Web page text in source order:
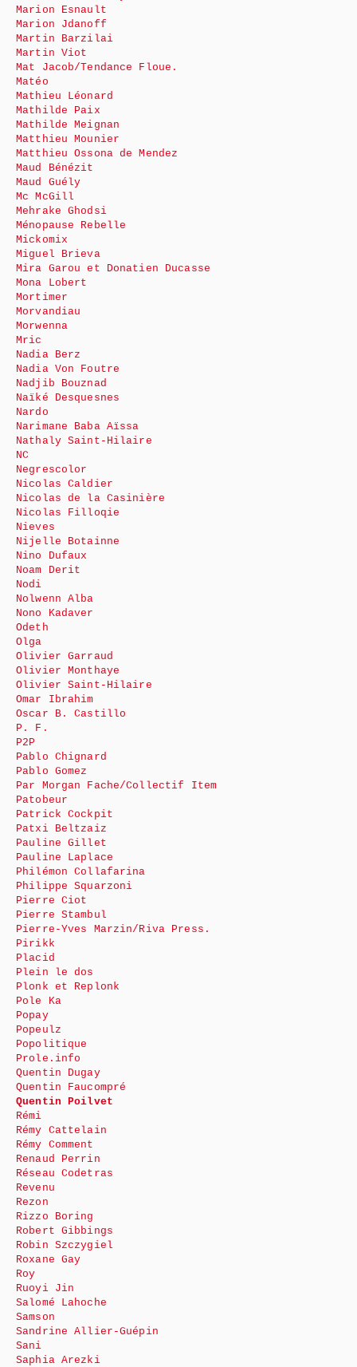
Marion Esnault
Marion Jdanoff
Martin Barzilai
Martin Viot
Mat Jacob/Tendance Floue.
Matéo
Mathieu Léonard
Mathilde Paix
Mathilde Meignan
Matthieu Mounier
Matthieu Ossona de Mendez
Maud Bénézit
Maud Guély
Mc McGill
Mehrake Ghodsi
Ménopause Rebelle
Mickomix
Miguel Brieva
Mira Garou et Donatien Ducasse
Mona Lobert
Mortimer
Morvandiau
Morwenna
Mric
Nadia Berz
Nadia Von Foutre
Nadjib Bouznad
Naïké Desquesnes
Nardo
Narimane Baba Aïssa
Nathaly Saint-Hilaire
NC
Negrescolor
Nicolas Caldier
Nicolas de la Casinière
Nicolas Filloqie
Nieves
Nijelle Botainne
Nino Dufaux
Noam Derit
Nodi
Nolwenn Alba
Nono Kadaver
Odeth
Olga
Olivier Garraud
Olivier Monthaye
Olivier Saint-Hilaire
Omar Ibrahim
Oscar B. Castillo
P. F.
P2P
Pablo Chignard
Pablo Gomez
Par Morgan Fache/Collectif Item
Patobeur
Patrick Cockpit
Patxi Beltzaiz
Pauline Gillet
Pauline Laplace
Philémon Collafarina
Philippe Squarzoni
Pierre Ciot
Pierre Stambul
Pierre-Yves Marzin/Riva Press.
Pirikk
Placid
Plein le dos
Plonk et Replonk
Pole Ka
Popay
Popeulz
Popolitique
Prole.info
Quentin Dugay
Quentin Faucompré
Quentin Poilvet
Rémi
Rémy Cattelain
Rémy Comment
Renaud Perrin
Réseau Codetras
Revenu
Rezon
Rizzo Boring
Robert Gibbings
Robin Szczygiel
Roxane Gay
Roy
Ruoyi Jin
Salomé Lahoche
Samson
Sandrine Allier-Guépin
Sani
Saphia Arezki